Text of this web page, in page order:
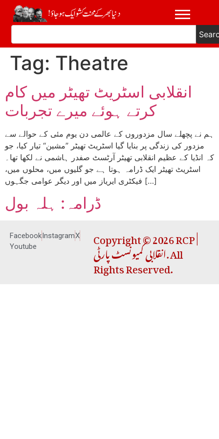
Tag: Theatre
انقلابی اسٹریٹ تھیٹر میں کام
کرتے ہوئے میرے تجربات
ہم نے پچھلے سال مزدوروں کے عالمی دن یوم مئی کے حوالے سے
مزدور کی زندگی پر بنایا گیا اسٹریٹ تھیٹر ”مشین“ تیار کیا، جو
کہ انڈیا کے عظیم انقلابی تھیٹر آرٹسٹ صفدر ہاشمی نے لکھا تھا۔
اسٹریٹ تھیٹر ایک ڈرامہ ہوتا ہے جو گلیوں میں، محلوں میں،
فیکٹری ایریاز میں اور دیگر عوامی جگہوں […]
ڈرامہ: ہلہ بول
FacebookInstagramX
Youtube
Copyright © 2026 RCP |
انقلابی کمیونسٹ پارٹی. All
Rights Reserved.